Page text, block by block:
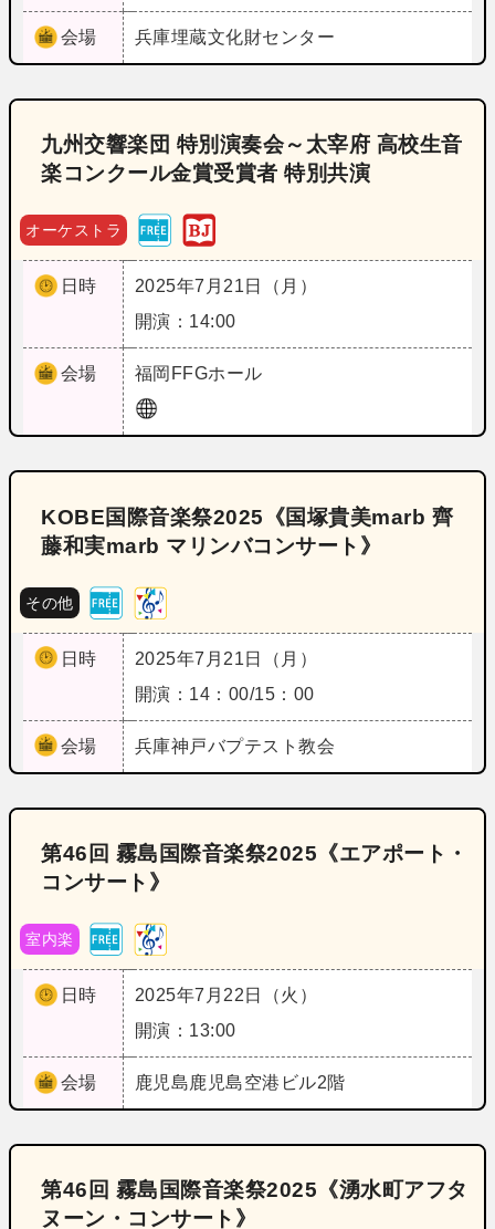
会場 兵庫埋蔵文化財センター
九州交響楽団 特別演奏会～太宰府 高校生音
楽コンクール金賞受賞者 特別共演
オーケストラ
日時
2025年7月21日（月）
開演：14:00
会場 福岡 FFGホール
KOBE国際音楽祭2025《国塚貴美marb 齊
藤和実marb マリンバコンサート》
その他
日時
2025年7月21日（月）
開演：14：00/15：00
会場 兵庫神戸バプテスト教会
第46回 霧島国際音楽祭2025《エアポート・
コンサート》
室内楽
日時
2025年7月22日（火）
開演：13:00
会場 鹿児島鹿児島空港ビル2階
第46回 霧島国際音楽祭2025《湧水町アフタ
ヌーン・コンサート》